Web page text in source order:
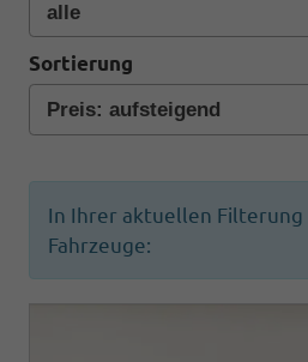
Sortierung
In Ihrer aktuellen Filterung
Fahrzeuge: